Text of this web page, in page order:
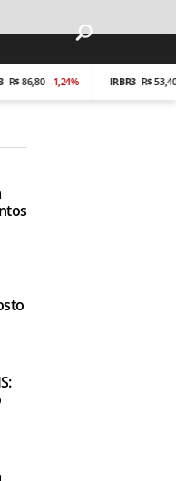
-1,24% R$ 53,40 -